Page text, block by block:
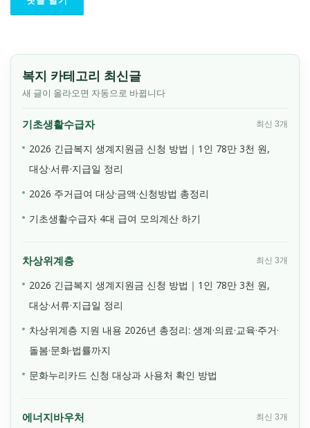
복지 카테고리 최신글
새 글이 올라오면 자동으로 바뀝니다
기초생활수급자 최신 3개
2026 긴급복지 생계지원금 신청 방법｜1인 78만 3천 원,
대상·서류·지급일 정리
2026 주거급여 대상·금액·신청방법 총정리
기초생활수급자 4대 급여 모의계산 하기
차상위계층 최신 3개
2026 긴급복지 생계지원금 신청 방법｜1인 78만 3천 원,
대상·서류·지급일 정리
차상위계층 지원 내용 2026년 총정리: 생계·의료·교육·주거·
돌봄·문화·법률까지
문화누리카드 신청 대상과 사용처 확인 방법
에너지바우처 최신 3개